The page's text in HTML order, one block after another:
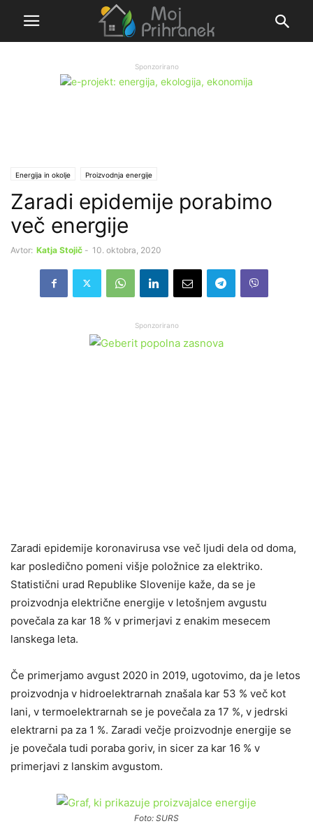
Sponzorirano
Energija in okolje Proizvodnja energije
Zaradi epidemije porabimo
več energije
Avtor: Katja Stojič - 10. oktobra, 2020
Sponzorirano
Zaradi epidemije koronavirusa vse več ljudi dela od doma,
kar posledično pomeni višje položnice za elektriko.
Statistični urad Republike Slovenije kaže, da se je
proizvodnja električne energije v letošnjem avgustu
povečala za kar 18 % v primerjavi z enakim mesecem
lanskega leta.
Če primerjamo avgust 2020 in 2019, ugotovimo, da je letos
proizvodnja v hidroelektrarnah znašala kar 53 % več kot
lani, v termoelektrarnah se je povečala za 17 %, v jedrski
elektrarni pa za 1 %. Zaradi večje proizvodnje energije se
je povečala tudi poraba goriv, in sicer za kar 16 % v
primerjavi z lanskim avgustom.
Foto: SURS